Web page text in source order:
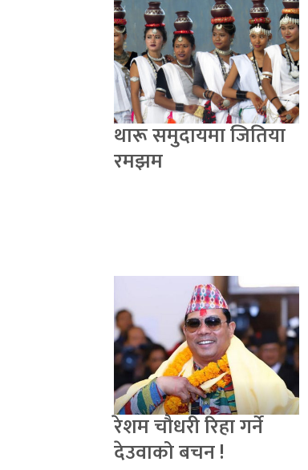
थारू समुदायमा जितिया
रमझम
रेशम चौधरी रिहा गर्ने
देउवाको बचन !